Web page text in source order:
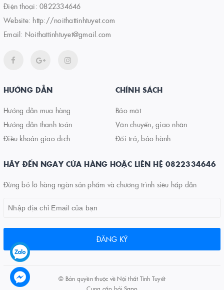
Điện thoại: 0822334646
Website: http://noithattinhtuyet.com
Email: Noithattinhtuyet@gmail.com
HƯỚNG DẪN
Hướng dẫn mua hàng
Hướng dẫn thanh toán
Điều khoản giao dịch
CHÍNH SÁCH
Bảo mật
Vận chuyển, giao nhận
Đổi trả, bảo hành
HÃY ĐẾN NGAY CỬA HÀNG HOẶC LIÊN HỆ 0822334646
Đừng bỏ lỡ hàng ngàn sản phẩm và chương trình siêu hấp dẫn
ĐĂNG KÝ
© Bản quyền thuộc vềNội thất Tính Tuyết